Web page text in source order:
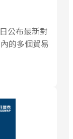
公布最新對
的多個貿易